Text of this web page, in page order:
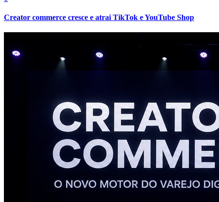
Internacional
Segurança de condomínios evolui e vai além das câmeras